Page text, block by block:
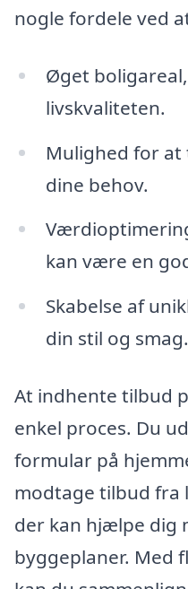
nogle fordele ved
Øget
livskvaliteten.
Mulighed for at
dine behov.
kan være en
Skabelse af
din stil og smag.
At indhente tilbud
enkel proces. Du
formular på
modtage tilbud fra
der kan hjælpe dig
byggeplaner. Med